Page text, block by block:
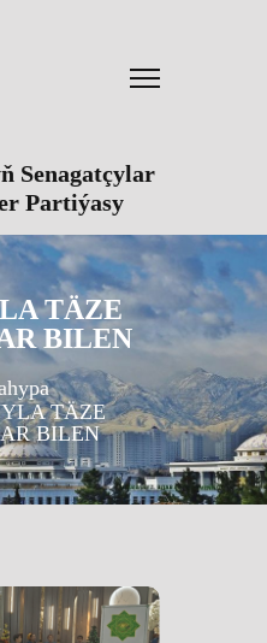
Senagatçylar
Partiýasy
TÄZE
BILEN
TÄZE
BILEN